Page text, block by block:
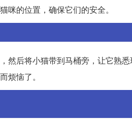
的位置，确保它们的安全。
然后将小猫带到马桶旁，让它熟
烦恼了。